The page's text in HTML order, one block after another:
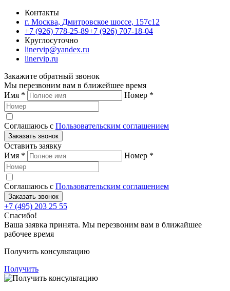
Контакты
г. Москва, Дмитровское шоссе, 157c12
+7 (926) 778-25-89+7 (926) 707-18-04
Круглосуточно
linervip@yandex.ru
linervip.ru
Закажите обратный звонок
Мы перезвоним вам в ближейшее время
Имя * Номер *
Соглашаюсь с Пользовательским соглашением
Заказать звонок
Оставить заявку
Имя * Номер *
Соглашаюсь с Пользовательским соглашением
Заказать звонок
+7 (495) 203 25 55
Спасибо!
Ваша заявка принята. Мы перезвоним вам в ближайшее
рабочее время
Получить консультацию
Получить